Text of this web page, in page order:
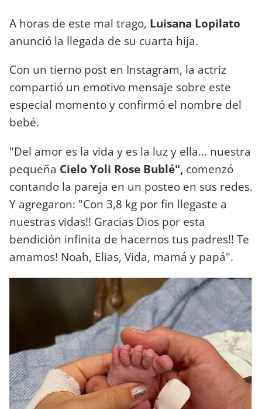
A horas de este mal trago, Luisana Lopilato
anunció la llegada de su cuarta hija.
Con un tierno post en Instagram, la actriz
compartió un emotivo mensaje sobre este
especial momento y confirmó el nombre del
bebé.
"Del amor es la vida y es la luz y ella... nuestra
pequeña Cielo Yoli Rose Bublé", comenzó
contando la pareja en un posteo en sus redes.
Y agregaron: "Con 3,8 kg por fin llegaste a
nuestras vidas!! Gracias Dios por esta
bendición infinita de hacernos tus padres!! Te
amamos! Noah, Elias, Vida, mamá y papá".